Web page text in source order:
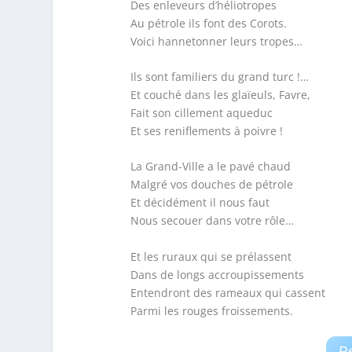
Des enleveurs d’héliotropes
Au pétrole ils font des Corots.
Voici hannetonner leurs tropes…
Ils sont familiers du grand turc !…
Et couché dans les glaïeuls, Favre,
Fait son cillement aqueduc
Et ses reniflements à poivre !
La Grand-Ville a le pavé chaud
Malgré vos douches de pétrole
Et décidément il nous faut
Nous secouer dans votre rôle…
Et les ruraux qui se prélassent
Dans de longs accroupissements
Entendront des rameaux qui cassent
Parmi les rouges froissements.